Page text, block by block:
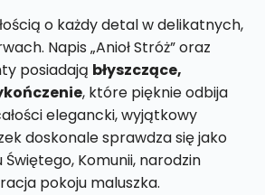
o każdy detal w delikatnych,
Napis „Anioł Stróż” oraz
posiadają błyszczące,
, które pięknie odbija
elegancki, wyjątkowy
doskonale sprawdza się jako
Komunii, narodzin
pokoju maluszka.